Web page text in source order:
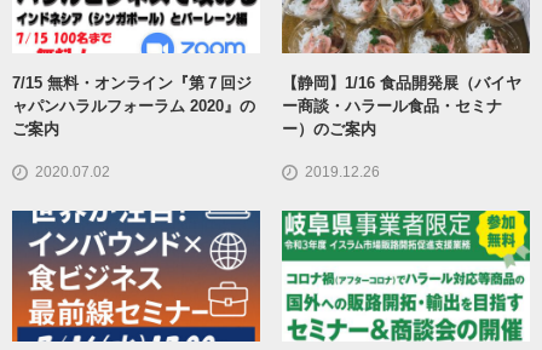
7/15 無料・オンライン『第７回ジ
ャパンハラルフォーラム 2020』の
ご案内
2020.07.02
【静岡】1/16 食品開発展（バイヤ
ー商談・ハラール食品・セミナ
ー）のご案内
2019.12.26